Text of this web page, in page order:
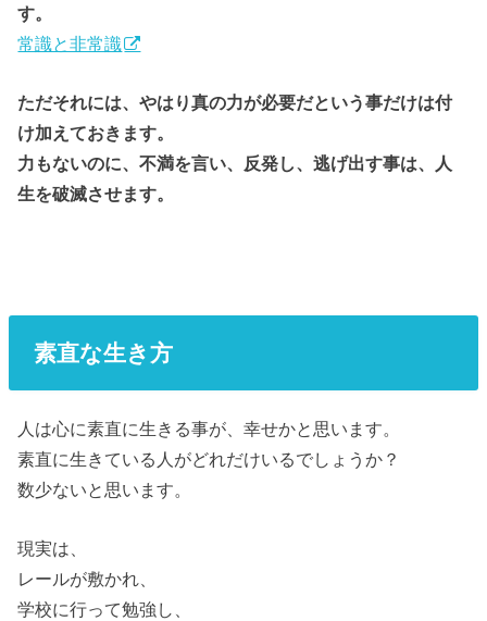
す。
常識と非常識
ただそれには、やはり真の力が必要だという事だけは付
け加えておきます。
力もないのに、不満を言い、反発し、逃げ出す事は、人
生を破滅させます。
素直な生き方
人は心に素直に生きる事が、幸せかと思います。
素直に生きている人がどれだけいるでしょうか？
数少ないと思います。
現実は、
レールが敷かれ、
学校に行って勉強し、